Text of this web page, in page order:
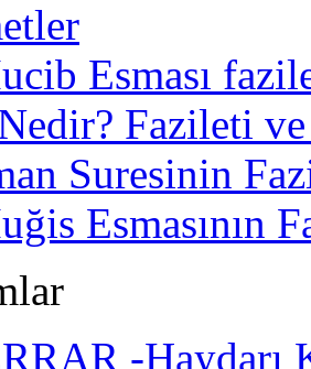
Esması
Fazileti
Suresinin
Esmasının
-Haydarı